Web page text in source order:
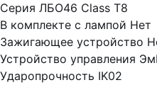
Серия ЛБО46 Class Т8
В комплекте с лампой Нет
Зажигающее устройство
Устройство управления
Ударопрочность IK02